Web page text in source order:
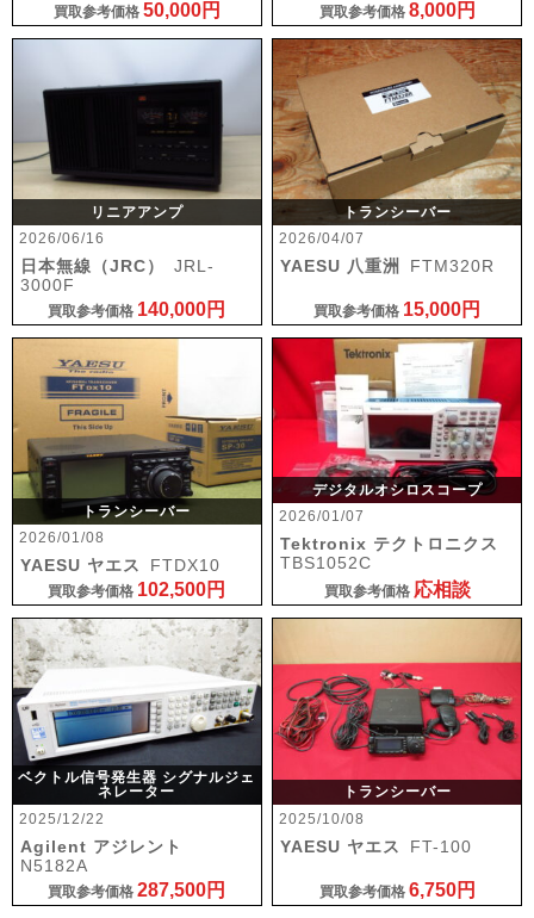
買取参考価格 50,000円 買取参考価格 8,000円
リニアアンプ
2026/06/16
日本無線（JRC）
JRL-
3000F
買取参考価格 140,000円
トランシーバー
2026/04/07
YAESU 八重洲 FTM320R
買取参考価格 15,000円
トランシーバー
2026/01/08
YAESU ヤエス FTDX10
買取参考価格 102,500円
デジタルオシロスコープ
2026/01/07
Tektronix テクトロニクス
TBS1052C
買取参考価格 応相談
ベクトル信号発生器 シグナルジェ
ネレーター
2025/12/22
Agilent アジレント
N5182A
買取参考価格287,500円
トランシーバー
2025/10/08
YAESU ヤエス FT-100
買取参考価格 6,750円